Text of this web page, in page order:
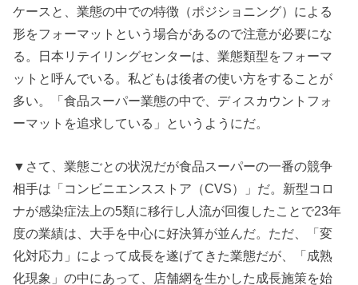
ケースと、業態の中での特徴（ポジショニング）による
形をフォーマットという場合があるので注意が必要にな
る。日本リテイリングセンターは、業態類型をフォーマ
ットと呼んでいる。私どもは後者の使い方をすることが
多い。「食品スーパー業態の中で、ディスカウントフォ
ーマットを追求している」というようにだ。
▼さて、業態ごとの状況だが食品スーパーの一番の競争
相手は「コンビニエンスストア（CVS）」だ。新型コロ
ナが感染症法上の5類に移行し人流が回復したことで23年
度の業績は、大手を中心に好決算が並んだ。ただ、「変
化対応力」によって成長を遂げてきた業態だが、「成熟
化現象」の中にあって、店舗網を生かした成長施策を始